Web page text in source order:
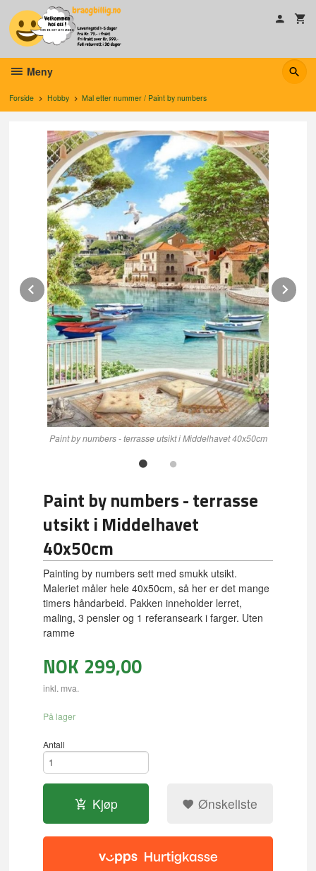
innholdet
Meny
Forside Hobby Mal etter nummer / Paint by numbers
Paint by numbers - terrasse utsikt i Middelhavet 40x50cm
Prev
Paint by numbers - terrasse
utsikt i Middelhavet
40x50cm
Painting by numbers sett med smukk utsikt.
Maleriet måler hele 40x50cm, så her er det mange
timers håndarbeid. Pakken inneholder lerret,
maling, 3 pensler og 1 referanseark i farger. Uten
ramme
NOK 299,00
inkl. mva.
På lager
Antall
Kjøp Ønskeliste